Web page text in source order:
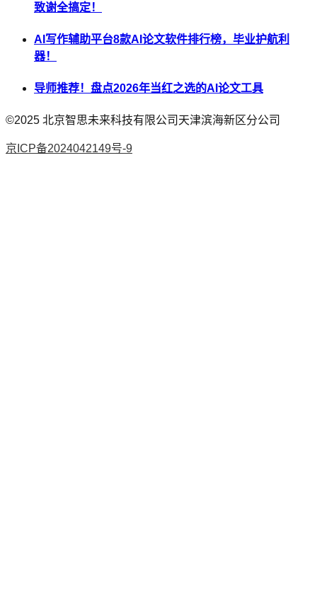
致谢全搞定！
AI写作辅助平台8款AI论文软件排行榜，毕业护航利
器！
导师推荐！盘点2026年当红之选的AI论文工具
©2025 北京智思未来科技有限公司天津滨海新区分公司
京ICP备2024042149号-9